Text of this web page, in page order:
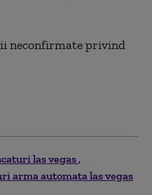
neconfirmate privind
las vegas
arma automata las vegas